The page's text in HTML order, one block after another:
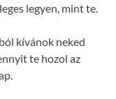
legyen, mint te.
kívánok neked
te hozol az